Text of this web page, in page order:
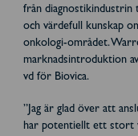
från diagnostikindustrin
och värdefull kunskap
onkologi-området.
marknadsintroduktion
vd för Biovica.
”Jag är glad över att
har potentiellt ett stort